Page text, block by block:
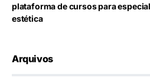
plataforma de cursos para
estética
Arquivos